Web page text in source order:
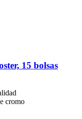
15 bolsas
cromo